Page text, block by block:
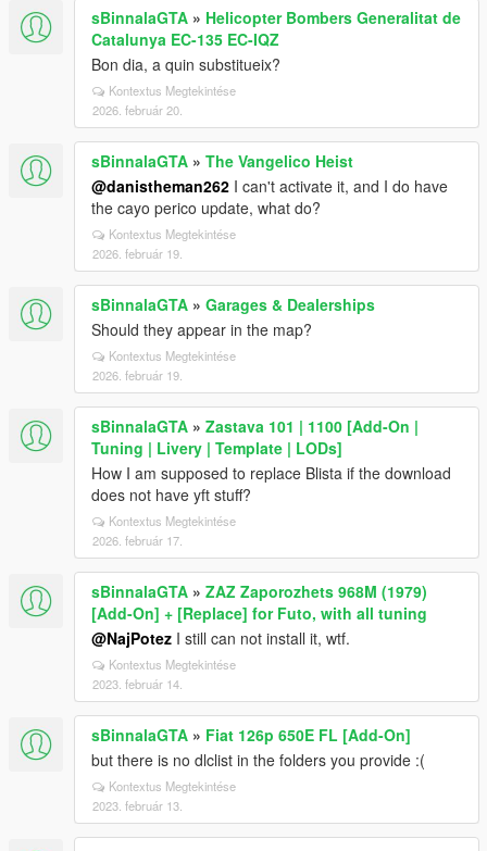
sBinnalaGTA » Helicopter Bombers Generalitat de
Catalunya EC-135 EC-IQZ
Bon dia, a quin substitueix?
Kontextus Megtekintése
2026. február 20.
sBinnalaGTA » The Vangelico Heist
@danistheman262 I can't activate it, and I do have
the cayo perico update, what do?
Kontextus Megtekintése
2026. február 19.
sBinnalaGTA » Garages & Dealerships
Should they appear in the map?
Kontextus Megtekintése
2026. február 19.
sBinnalaGTA » Zastava 101 | 1100 [Add-On |
Tuning | Livery | Template | LODs]
How I am supposed to replace Blista if the download
does not have yft stuff?
Kontextus Megtekintése
2026. február 17.
sBinnalaGTA » ZAZ Zaporozhets 968M (1979)
[Add-On] + [Replace] for Futo, with all tuning
@NajPotez I still can not install it, wtf.
Kontextus Megtekintése
2023. február 14.
sBinnalaGTA » Fiat 126p 650E FL [Add-On]
but there is no dlclist in the folders you provide :(
Kontextus Megtekintése
2023. február 13.